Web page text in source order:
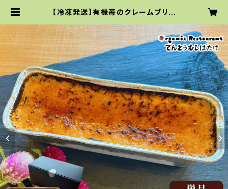
【冷凍発送】有機苺のクレームブリュ
てんとうむしばたけ